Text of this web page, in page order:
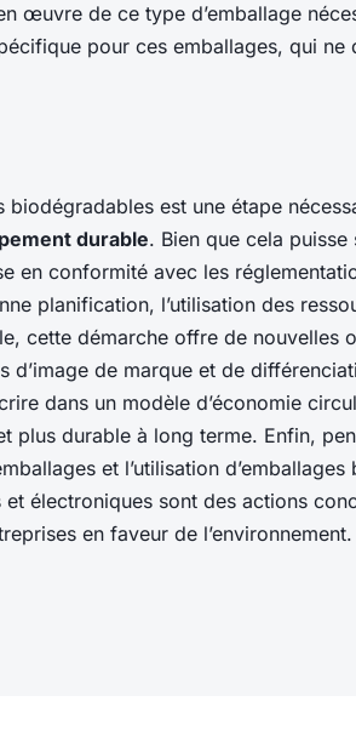
œuvre de ce type d’emballage
pour ces emballages, qui ne
est une étape
durable. Bien que cela
en conformité avec les
planification, l’utilisation des
cette démarche offre de nouvelles
d’image de marque et de
dans un modèle d’économie
plus durable à long terme. Enfin,
et l’utilisation
électroniques sont des actions
en faveur de l’environnement.